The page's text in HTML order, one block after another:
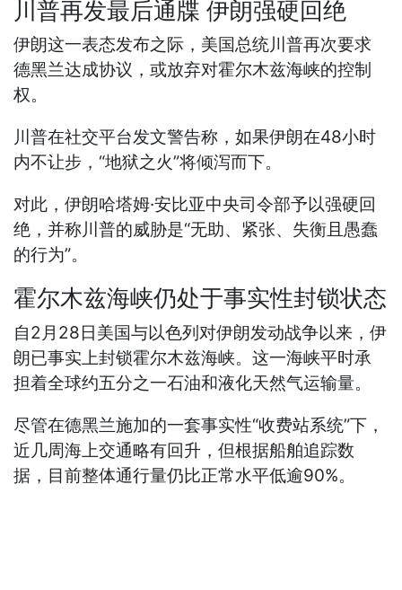
川普再发最后通牒 伊朗强硬回绝
伊朗这一表态发布之际，美国总统川普再次要求
德黑兰达成协议，或放弃对霍尔木兹海峡的控制
权。
川普在社交平台发文警告称，如果伊朗在48小时
内不让步，“地狱之火”将倾泻而下。
对此，伊朗哈塔姆·安比亚中央司令部予以强硬回
绝，并称川普的威胁是“无助、紧张、失衡且愚蠢
的行为”。
霍尔木兹海峡仍处于事实性封锁状态
自2月28日美国与以色列对伊朗发动战争以来，伊
朗已事实上封锁霍尔木兹海峡。这一海峡平时承
担着全球约五分之一石油和液化天然气运输量。
尽管在德黑兰施加的一套事实性“收费站系统”下，
近几周海上交通略有回升，但根据船舶追踪数
据，目前整体通行量仍比正常水平低逾90%。